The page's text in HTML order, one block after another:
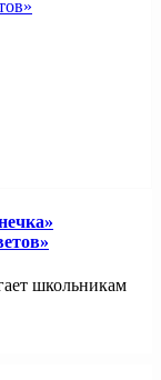
школьникам